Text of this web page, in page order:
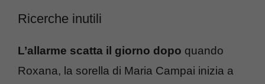
Ricerche inutili
L’allarme scatta il giorno dopo quando
Roxana, la sorella di Maria Campai inizia a